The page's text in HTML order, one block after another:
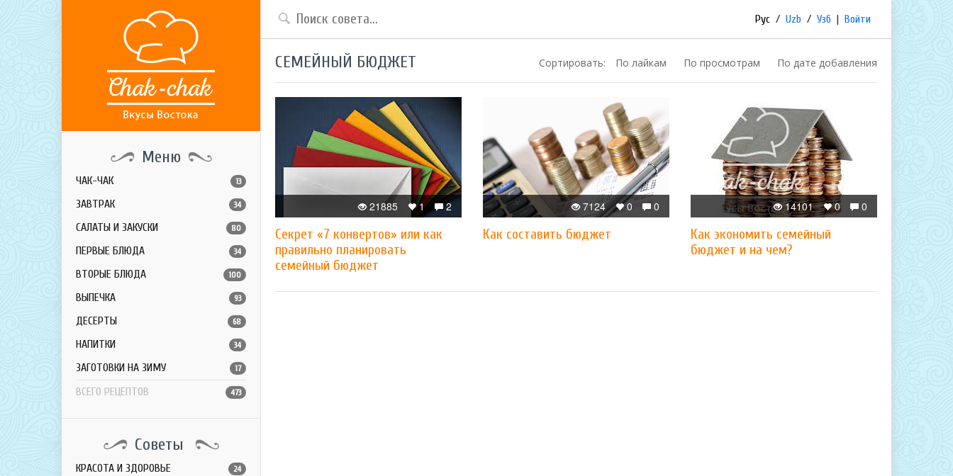
Меню
ЧАК-ЧАК 13
ЗАВТРАК 34
САЛАТЫ И ЗАКУСКИ 80
ПЕРВЫЕ БЛЮДА 34
ВТОРЫЕ БЛЮДА 100
ВЫПЕЧКА 93
ДЕСЕРТЫ 68
НАПИТКИ 34
ЗАГОТОВКИ НА ЗИМУ 17
ВСЕГО РЕЦЕПТОВ 473
Советы
КРАСОТА И ЗДОРОВЬЕ 24
Рус / Uzb / Узб | Войти
СЕМЕЙНЫЙ БЮДЖЕТ Сортировать: По лайкам По просмотрам По дате добавления
2
1
21885
Секрет «7 конвертов» или как
правильно планировать
семейный бюджет
0
0
7124
Как составить бюджет
0
0
14101
Как экономить семейный
бюджет и на чем?